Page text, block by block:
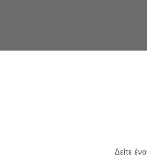
Δείτε